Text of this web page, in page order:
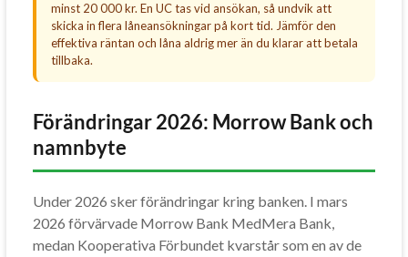
minst 20 000 kr. En UC tas vid ansökan, så undvik att
skicka in flera låneansökningar på kort tid. Jämför den
effektiva räntan och låna aldrig mer än du klarar att betala
tillbaka.
Förändringar 2026: Morrow Bank och
namnbyte
Under 2026 sker förändringar kring banken. I mars
2026 förvärvade Morrow Bank MedMera Bank,
medan Kooperativa Förbundet kvarstår som en av de